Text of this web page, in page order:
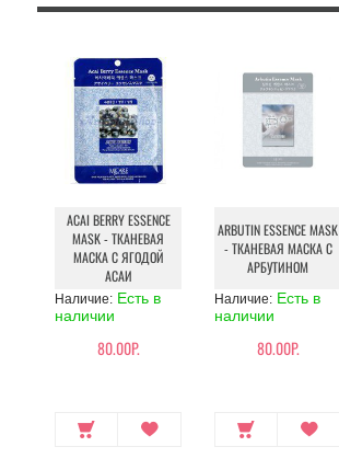
ACAI BERRY ESSENCE
MASK - ТКАНЕВАЯ
МАСКА С ЯГОДОЙ
АСАИ
Наличие: Есть в
наличии
80.00Р.
ARBUTIN ESSENCE MASK
- ТКАНЕВАЯ МАСКА С
АРБУТИНОМ
Наличие: Есть в
наличии
80.00Р.